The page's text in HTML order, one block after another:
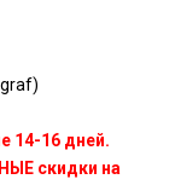
14-16 дней.
скидки на